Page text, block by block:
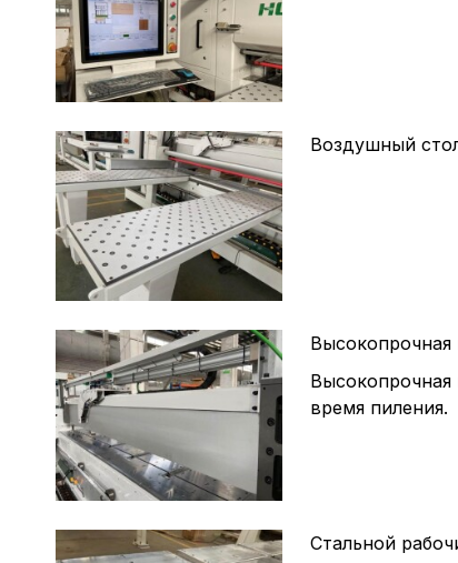
Воздушный
Высокопрочная
время пиления.
Стальной